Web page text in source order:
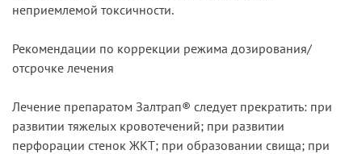
неприемлемой токсичности.
Рекомендации по коррекции режима дозирования/
отсрочке лечения
Лечение препаратом Залтрап® следует прекратить: при
развитии тяжелых кровотечений; при развитии
перфорации стенок ЖКТ; при образовании свища; при